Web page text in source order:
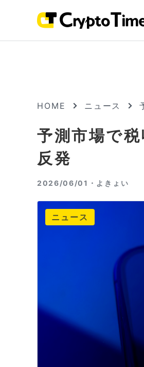
HOME ニュース
予測市場で
反発
2026/06/01・ よきょい
ニュース